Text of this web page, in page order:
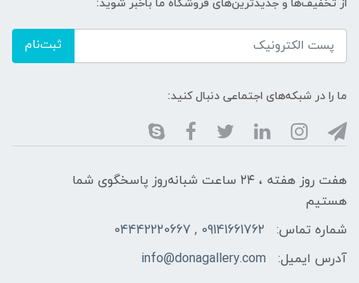
از تخفیف‌ها و جدیدترین‌های فروشگاه ما باخبر شوید:
ثبت‌نام
ما را در شبکه‌های اجتماعی دنبال کنید:
هفت روز هفته ، ۲۴ ساعت شبانه‌روز پاسخگوی شما
هستیم
شماره تماس:
09141661762 , 04442220667
آدرس ایمیل:
info@donagallery.com